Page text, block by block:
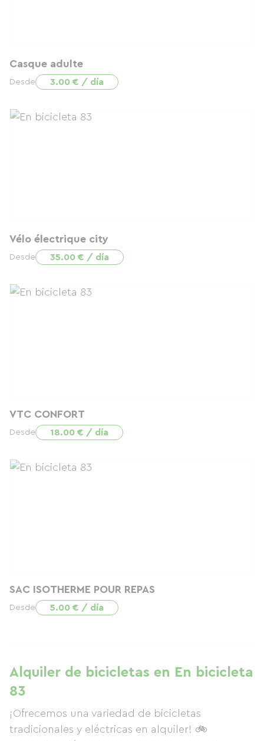
Casque adulte
Desde 3.00 € / día
Vélo électrique city
Desde 35.00 € / día
VTC CONFORT
Desde 18.00 € / día
SAC ISOTHERME POUR REPAS
Desde 5.00 € / día
Alquiler de bicicletas en En bicicleta
83
¡Ofrecemos una variedad de bicicletas
tradicionales y eléctricas en alquiler! 🚲